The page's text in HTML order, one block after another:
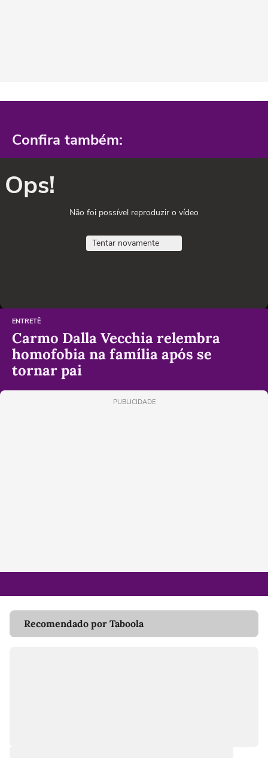
Confira também:
Ops!
Não foi possível reproduzir o vídeo
Tentar novamente
ENTRETÊ
Carmo Dalla Vecchia relembra
homofobia na família após se
tornar pai
PUBLICIDADE
Recomendado por Taboola